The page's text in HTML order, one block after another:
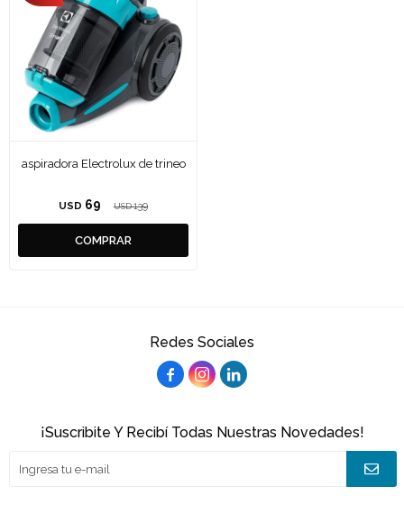
aspiradora Electrolux de trineo
USD 69 USD 139
Redes Sociales
  
¡Suscribite Y Recibí Todas Nuestras Novedades!